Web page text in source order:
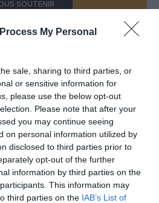
My Personal
sale, sharing to third parties, or
or sensitive information for
please use the below opt-out
Please note that after your
you may continue seeing
on personal information utilized by
disclosed to third parties prior to
opt-out of the further
information by third parties on the
This information may
third parties on the IAB’s List of
SOUTENIR
L'ARTICLE
LinkedInEmail Print
commentaire !